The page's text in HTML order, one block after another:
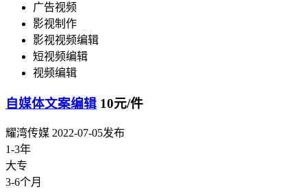
广告视频
影视制作
影视视频编辑
短视频编辑
视频编辑
自媒体文案编辑 10元/件
耀湾传媒 2022-07-05发布
1-3年
大专
3-6个月